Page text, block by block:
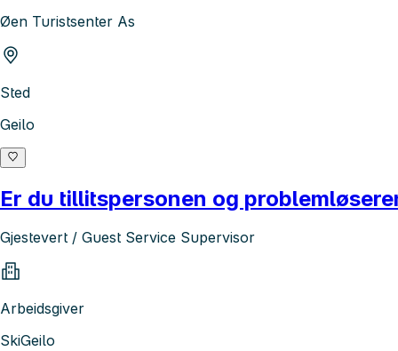
Øen Turistsenter As
Sted
Geilo
Er du tillitspersonen og
Gjestevert / Guest Service Supervisor
Arbeidsgiver
SkiGeilo